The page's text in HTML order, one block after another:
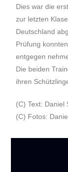
Dies war die
zur letzten
Deutschland
Prüfung
entgegen
Die beiden
ihren
(C) Text: Daniel
(C) Fotos: